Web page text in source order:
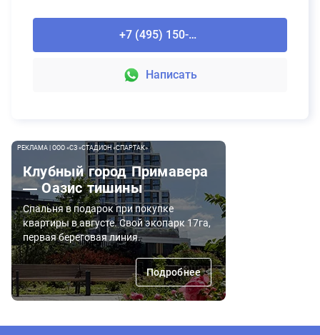
+7 (495) 150-90-61
Написать
РЕКЛАМА | ООО «СЗ «СТАДИОН «СПАРТАК»
Клубный город Примавера
— Оазис тишины
Спальня в подарок при покупке
квартиры в августе. Свой экопарк 17га,
первая береговая линия.
Подробнее